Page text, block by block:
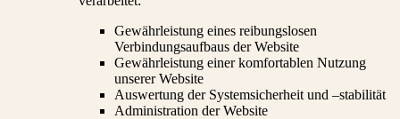
Gewährleistung eines reibungslosen
Verbindungsaufbaus der Website
Gewährleistung einer komfortablen Nutzung
unserer Website
Auswertung der Systemsicherheit und –stabilität
Administration der Website